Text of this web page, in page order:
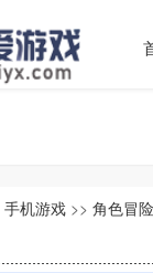
手机游戏 >> 角色冒险